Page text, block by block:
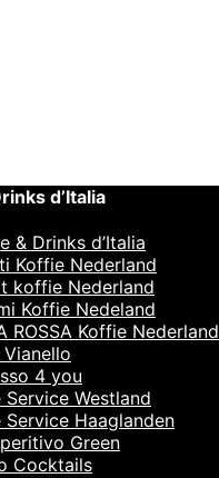
d’Italia
& Drinks d’Italia
Koffie Nederland
koffie Nederland
Koffie Nedeland
ROSSA Koffie Nederland
4 you
Service Westland
Service Haaglanden
Green
Cocktails